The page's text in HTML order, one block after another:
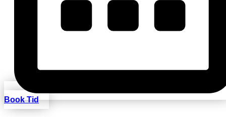
Book Tid